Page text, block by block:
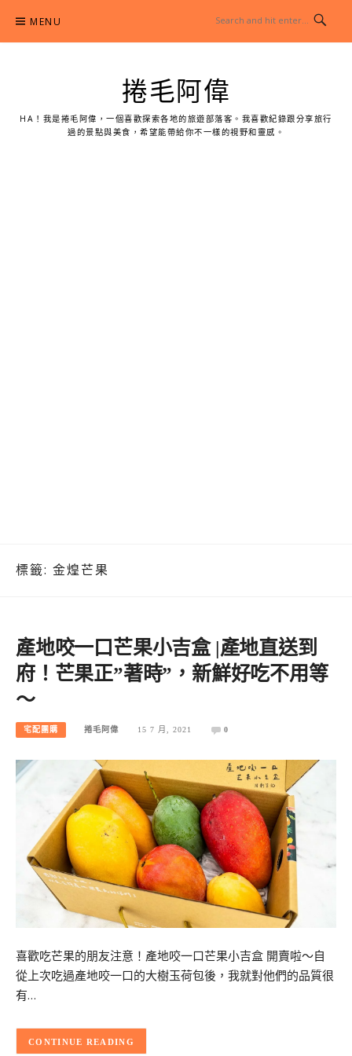
content
MENU
捲毛阿偉
HA！我是捲毛阿偉，一個喜歡探索各地的旅遊部落客。我喜歡紀錄跟分享旅行
過的景點與美食，希望能帶給你不一樣的視野和靈感。
標籤: 金煌芒果
產地咬一口芒果小吉盒 |產地直送到
府！芒果正”著時”，新鮮好吃不用等
～
宅配團購 捲毛阿偉 15 7 月, 2021 0
喜歡吃芒果的朋友注意！產地咬一口芒果小吉盒 開賣啦～自
從上次吃過產地咬一口的大樹玉荷包後，我就對他們的品質很
有…
CONTINUE READING